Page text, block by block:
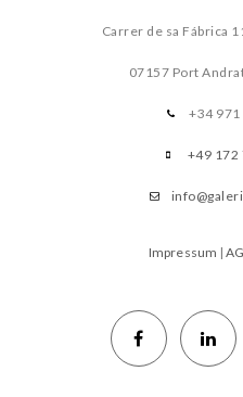
Carrer de sa Fábrica
07157 Port
+34 971
+49 172
Impressum |